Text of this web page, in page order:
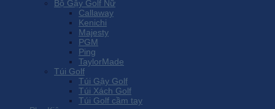
Bộ Gậy Golf Nữ
Callaway
Kenichi
Majesty
PGM
Ping
TaylorMade
Túi Golf
Túi Gậy Golf
Túi Xách Golf
Túi Golf cầm tay